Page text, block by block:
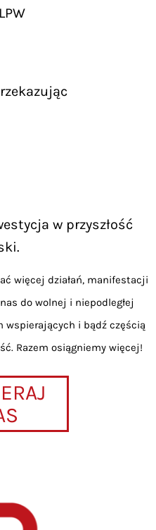
w przyszłość
więcej działań, manifestacji
do wolnej i niepodległej
wspierających i bądź częścią
Razem osiągniemy więcej!